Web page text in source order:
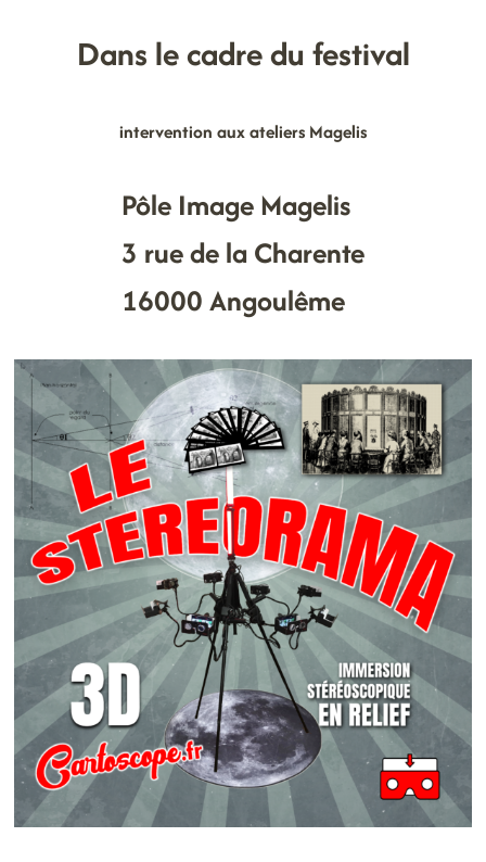
Dans le cadre du festival
intervention aux ateliers Magelis
Pôle Image Magelis
3 rue de la Charente
16000 Angoulême